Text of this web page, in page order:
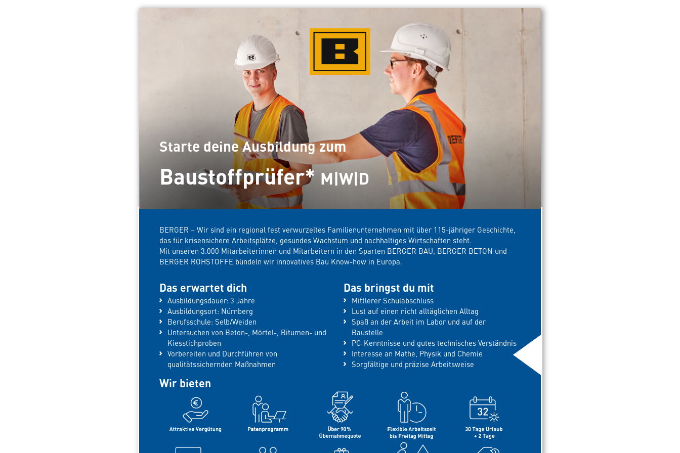
Starte deine Ausbildung zum
Baustoffprüfer*M|W|D
BERGER – Wir sind ein regional fest verwurzeltes Familienunternehmen mit über 115-jähriger Geschichte,
das für krisensichere Arbeitsplätze, gesundes Wachstum und nachhaltiges Wirtschaften steht.
Mit unseren 3.000 Mitarbeiterinnen und Mitarbeitern in den Sparten BERGER BAU, BERGER BETON und
BERGER ROHSTOFFE bündeln wir innovatives Bau Know-how in Europa.
Das erwartet dich
Ausbildungsdauer: 3 Jahre
Ausbildungsort: Nürnberg
Berufsschule: Selb/Weiden
Untersuchen von Beton-, Mörtel-, Bitumen- und
Kiesstichproben
Vorbereiten und Durchführen von
qualitätssichernden Maßnahmen
Das bringst du mit
Mittlerer Schulabschluss
Lust auf einen nicht alltäglichen Alltag
Spaß an der Arbeit im Labor und auf der
Baustelle
PC-Kenntnisse und gutes technisches Verständnis
Interesse an Mathe, Physik und Chemie
Sorgfältige und präzise Arbeitsweise
Wir bieten